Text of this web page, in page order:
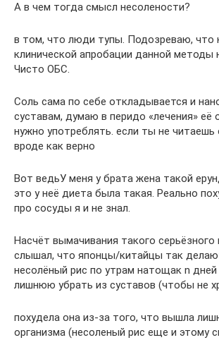
А в чем тогда смысл несолености?
в том, что люди тупы. Подозреваю, что
клинической апробации данной методы
Чисто ОБС.
Соль сама по себе откладывается и
суставам, думаю в перидо «лечения» её
нужно употреблять. если ты не читаешь
вроде как верно
Вот ведьУ меня у брата жена такой
это у неё диета была такая. Реально
про сосуды я и не знал.
Насчёт вымачивания такого
слышал, что японцы/китайцы так
несолёный рис по утрам натощак n
лишнюю убрать из суставов (чтобы не
похудела она из-за того, что вышла
организма (несоленый рис еще и этому